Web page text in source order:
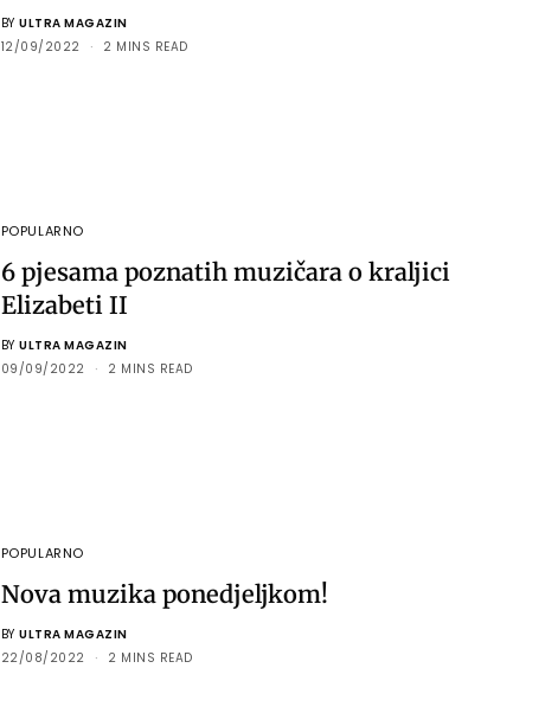
BY ULTRA MAGAZIN
12/09/2022
2 MINS READ
POPULARNO
6 pjesama poznatih muzičara o kraljici
Elizabeti II
BY ULTRA MAGAZIN
09/09/2022
2 MINS READ
POPULARNO
Nova muzika ponedjeljkom!
BY ULTRA MAGAZIN
22/08/2022
2 MINS READ